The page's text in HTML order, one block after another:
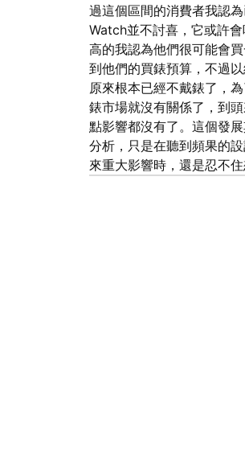
過這個區間的消費者我認
Watch並不討喜，它或許
高的我認為他們很可能會
到他們的買錶預算，不過
原來根本已經不戴錶了，
錶市場就沒有關係了，到
點影響都沒有了。這個發
分析，只是在聽到頻果的
來重大影響時，還是忍不